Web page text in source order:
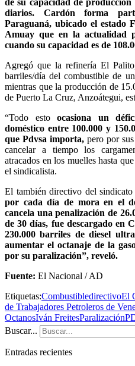
diarios. Cardón forma
Paraguaná, ubicado el estado
Amuay que en la actualidad
cuando su capacidad es de
Agregó que la refinería El
barriles/día del combustible de
mientras que la producción de
de Puerto La Cruz, Anzoátegui,
“Todo esto ocasiona un
doméstico entre 100.000 y
que Pdvsa importa, pero por
cancelar a tiempo los
atracados en los muelles hasta
el sindicalista.
El también directivo del
por cada día de mora en el
cancela una penalización de
de 30 días, fue descargado en
230.000 barriles de diesel
aumentar el octanaje de la
por su paralización”, reveló.
Fuente: El Nacional / AD
Etiquetas:CombustibledirectivoEl
de Trabajadores Petroleros de
OctanosIván FreitesParalización
Buscar...
Entradas recientes